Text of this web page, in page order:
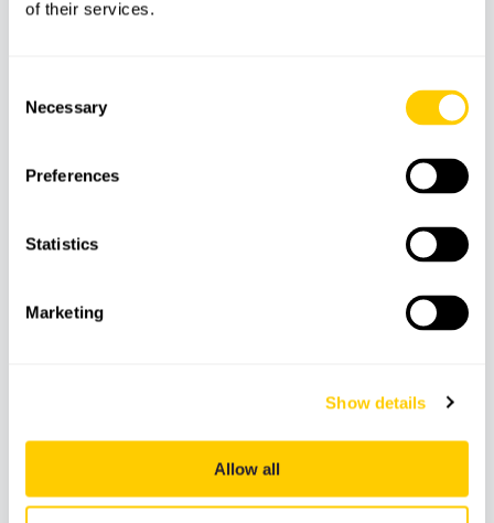
of their services.
Selection
Necessary
Preferences
Statistics
Marketing
Show details
Allow all
Location de voiture de plage électrique à